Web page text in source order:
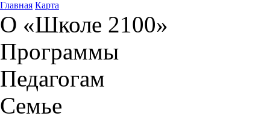
Главная Карта
О «Школе 2100»
Программы
Педагогам
Семье